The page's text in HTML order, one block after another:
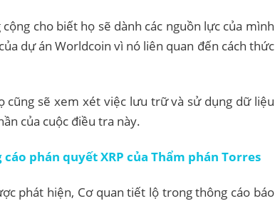
cho biết họ sẽ dành các nguồn lực của mình
dự án Worldcoin vì nó liên quan đến cách thức
cũng sẽ xem xét việc lưu trữ và sử dụng dữ liệu
của cuộc điều tra này.
cáo phán quyết XRP của Thẩm phán Torres
phát hiện, Cơ quan tiết lộ trong thông cáo báo